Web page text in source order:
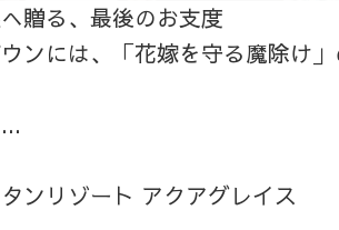
贈る、最後のお支度
ンには、「花嫁を守る魔除け
ンリゾート アクアグレイス